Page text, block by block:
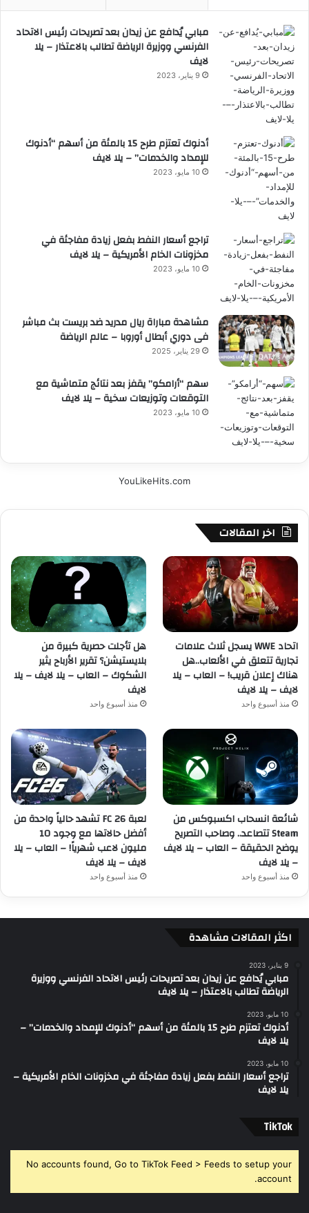
مبابي يُدافع عن زيدان بعد تصريحات رئيس الاتحاد
الفرنسي ووزيرة الرياضة تطالب بالاعتذار – يلا
لايف
9 يناير، 2023
أدنوك تعتزم طرح 15 بالمئة من أسهم “أدنوك
للإمداد والخدمات” – يلا لايف
10 مايو، 2023
تراجع أسعار النفط بفعل زيادة مفاجئة في
مخزونات الخام الأمريكية – يلا لايف
10 مايو، 2023
مشاهدة مباراة ريال مدريد ضد بريست بث مباشر
فى دوري أبطال أوروبا – عالم الرياضة
29 يناير، 2025
سهم “أرامكو” يقفز بعد نتائج متماشية مع
التوقعات وتوزيعات سخية – يلا لايف
10 مايو، 2023
YouLikeHits.com
اخر المقالات
اتحاد WWE يسجل ثلاث علامات
تجارية تتعلق في الألعاب..هل
هناك إعلان قريب! – العاب – يلا
لايف – يلا لايف
منذ أسبوع واحد
هل تأجلت حصرية كبيرة من
بلايستيشن؟ تقرير الأرباح يثير
الشكوك – العاب – يلا لايف – يلا
لايف
منذ أسبوع واحد
شائعة انسحاب اكسبوكس من
Steam تتصاعد.. وصاحب التصريح
يوضح الحقيقة – العاب – يلا لايف
– يلا لايف
منذ أسبوع واحد
لعبة FC 26 تشهد حالياً واحدة من
أفضل حالاتها مع وجود 10
مليون لاعب شهرياً! – العاب – يلا
لايف – يلا لايف
منذ أسبوع واحد
اكثر المقالات مشاهدة
9 يناير، 2023
مبابي يُدافع عن زيدان بعد تصريحات رئيس الاتحاد الفرنسي ووزيرة
الرياضة تطالب بالاعتذار – يلا لايف
10 مايو، 2023
أدنوك تعتزم طرح 15 بالمئة من أسهم “أدنوك للإمداد والخدمات” –
يلا لايف
10 مايو، 2023
تراجع أسعار النفط بفعل زيادة مفاجئة في مخزونات الخام الأمريكية –
يلا لايف
‫TikTok
No accounts found, Go to TikTok Feed > Feeds to setup your
account.